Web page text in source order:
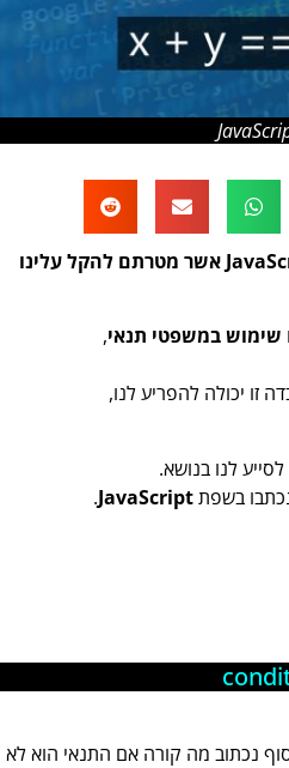
Ternary & Nullish Coalescing Operators הם אופרטורים בשפת JavaScript אשר מטרתם להקל עלינו
שימוש במשפטי תנאי,
זו יכולה להפריע לנו,
לסייע לנו בנושא.
בשפתJavaScript
.
נכתוב מה קורה אם התנאי הוא לא